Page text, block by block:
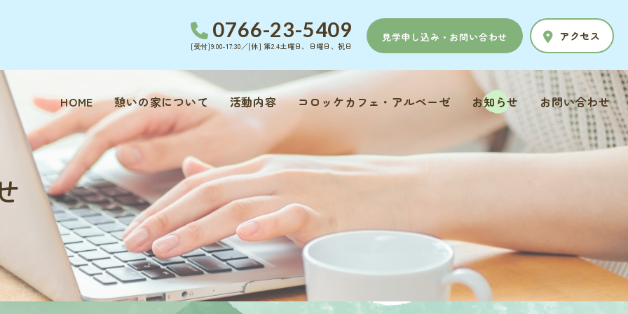
0766-23-5409
[受付]9:00-17:30／[休] 第2.4土曜日、日曜日、祝日
見学申し込み・お問い合わせ アクセス
HOME 憩いの家について 活動内容 コロッケカフェ・アルペーゼ お知らせ お問い合わせ